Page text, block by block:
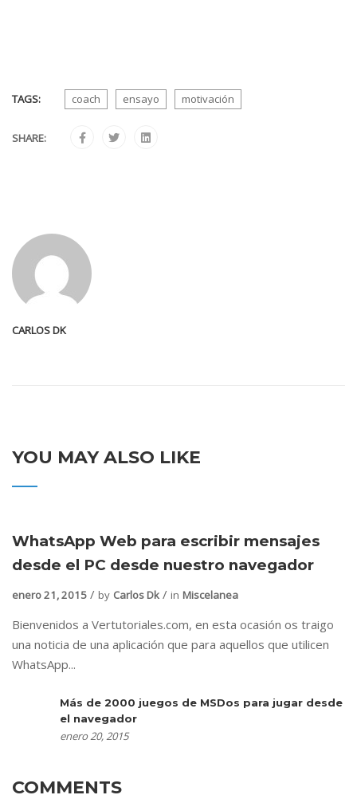
TAGS: coach ensayo motivación
SHARE:
CARLOS DK
YOU MAY ALSO LIKE
WhatsApp Web para escribir mensajes
desde el PC desde nuestro navegador
enero 21, 2015 by Carlos Dk in Miscelanea
Bienvenidos a Vertutoriales.com, en esta ocasión os traigo
una noticia de una aplicación que para aquellos que utilicen
WhatsApp...
Más de 2000 juegos de MSDos para jugar desde
el navegador
enero 20, 2015
COMMENTS